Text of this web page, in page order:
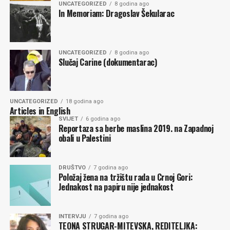
drugim poljima (poštovanje zakona, moralna i politička
odgovornost, transparentnost rada i donošenja
Kad – kaza nam se samo. Među javnim kritičarima
crnogorskog glasanja o Rezuluciji o vjerskoj mržnji našao
se građanin Crne Gore koji nije zaštićen javnom
funkcijom. Svoje stavove je ubrzo morao pojašnjavati
pred policijskim inspektorom. Nakon toga, policajac je
tužilaštvu predložio da tog građanina, po službenoj
dužnosti, goni zbog podrivanja ustavnog sistema.
Srećom, tužilaštvo je odbilo taj prijedlog. Isljeđivani
intelektualac je zamolio da ostane aniniman, kako ne bi
dodatno uznemiravao porodicu.
Toliko o nepovrjedivosti prava na slobodu mišljenja i
Iz Stokholma je stigla nova priča. Nakon protesta na
UNCATEGORIZED 8 godina ago
In Memoriam: Dragoslav Šekularac
UNCATEGORIZED 8 godina ago
Slučaj Carine (dokumentarac)
UNCATEGORIZED 18 godina ago
Articles in English
SVIJET 6 godina ago
Reportaza sa berbe maslina 2019. na Zapadnoj
obali u Palestini
DRUŠTVO 7 godina ago
Položaj žena na tržištu rada u Crnoj Gori:
Jednakost na papiru nije jednakost
INTERVJU 7 godina ago
TEONA STRUGAR-MITEVSKA, REDITELJKA: